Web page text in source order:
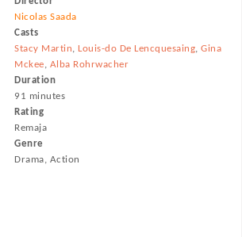
Nicolas Saada
Casts
Stacy Martin, Louis-do De Lencquesaing,Gina
Mckee, Alba Rohrwacher
Duration
91 minutes
Rating
Remaja
Genre
Drama, Action